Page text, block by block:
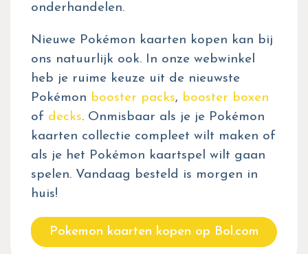
onderhandelen.
Nieuwe Pokémon kaarten kopen kan bij
ons natuurlijk ook. In onze webwinkel
heb je ruime keuze uit de nieuwste
Pokémon booster packs, booster boxen
of decks. Onmisbaar als je je Pokémon
kaarten collectie compleet wilt maken of
als je het Pokémon kaartspel wilt gaan
spelen. Vandaag besteld is morgen in
huis!
Pokemon kaarten kopen op Bol.com